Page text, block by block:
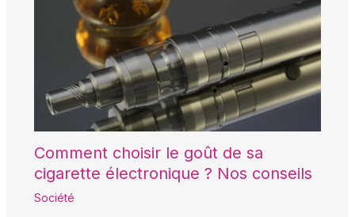
Comment choisir le goût de sa
cigarette électronique ? Nos conseils
Société